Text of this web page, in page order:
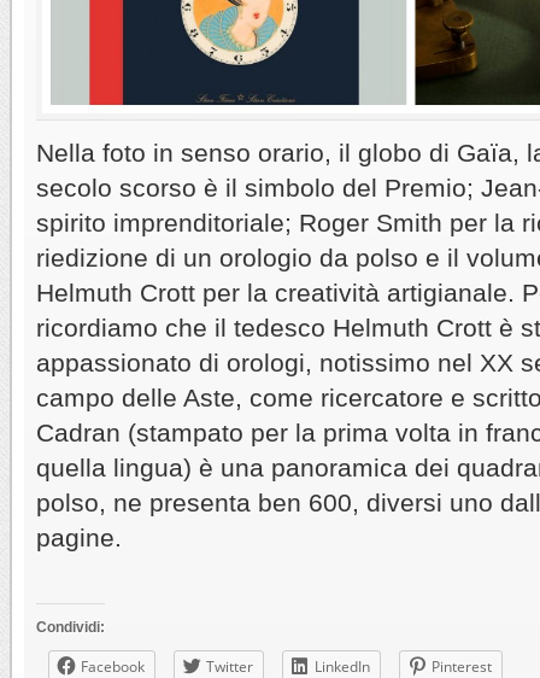
Nella foto in senso orario, il globo di Gaïa,
secolo scorso è il simbolo del Premio;
spirito imprenditoriale; Roger Smith per la
riedizione di un orologio da polso e il
Helmuth Crott per la creatività artigianale.
ricordiamo che il tedesco Helmuth Crott è
appassionato di orologi, notissimo nel XX
campo delle Aste, come ricercatore e
Cadran (stampato per la prima volta in
quella lingua) è una panoramica dei
polso, ne presenta ben 600, diversi uno
pagine.
Condividi:
Facebook Twitter LinkedIn Pinterest